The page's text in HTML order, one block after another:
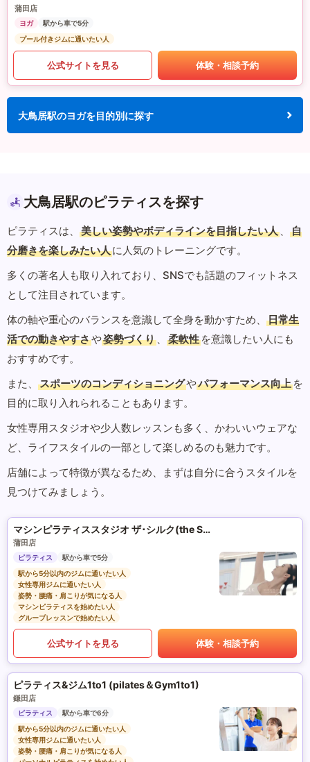
蒲田店
ヨガ
駅から車で5分
プール付きジムに通いたい人
公式サイトを見る 体験・相談予約
大鳥居駅のヨガを目的別に探す
大鳥居駅のピラティスを探す
ピラティスは、 美しい姿勢やボディラインを目指したい人 、
自
分磨きを楽しみたい人に人気のトレーニングです。
多くの著名人も取り入れており、SNSでも話題のフィットネス
として注目されています。
体の軸や重心のバランスを意識して全身を動かすため、
日常生
活での動きやすさや姿勢づくり 、 柔軟性 を意識したい人にも
おすすめです。
また、
スポーツのコンディショニングやパフォーマンス向上 を
目的に取り入れられることもあります。
女性専用スタジオや少人数レッスンも多く、かわいいウェアな
ど、ライフスタイルの一部として楽しめるのも魅力です。
店舗によって特徴が異なるため、まずは自分に合うスタイルを
見つけてみましょう。
マシンピラティススタジオ ザ･シルク(the SILK)
蒲田店
ピラティス
駅から車で5分
駅から5分以内のジムに通いたい人
女性専用ジムに通いたい人
姿勢・腰痛・肩こりが気になる人
マシンピラティスを始めたい人
グループレッスンで始めたい人
公式サイトを見る 体験・相談予約
ピラティス&ジム1to1 (pilates＆Gym1to1)
鎌田店
ピラティス
駅から車で6分
駅から5分以内のジムに通いたい人
女性専用ジムに通いたい人
姿勢・腰痛・肩こりが気になる人